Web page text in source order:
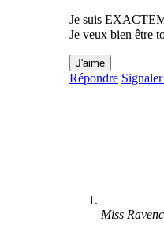
Je suis
Je veux bien être
J'aime
Répondre
Miss